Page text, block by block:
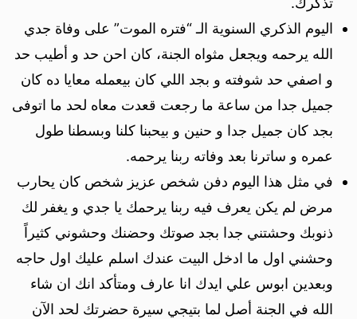
اليوم الذكري السنوية الـ “فتره الموت” على وفاة جدي
الله يرحمه ويجعل مثواه الجنة، كان احن حد و أطيب حد
و اصفي حد شوفته و بجد اللي كان بيعمله معايا ده كان
جميل جدا من ساعة ما رجعت قعدت معاه لحد ما اتوفى
بجد كان جميل جدا و حنين و بيحبنا كلنا وبسطنا طول
عمره و ساترنا بعد وفاته ربنا يرحمه.
في مثل هذا اليوم دفن شخص عزيز شخص كان يحارب
مرض لم يكن يعرف فيه ربنا يرحمك يا جدي و يغفر لك
ذنوبك وحشتني جدا بجد صوتك وحضنك وحشوني كثيراً
وحشني اول ما ادخل البيت عندك اسلم عليك اول حاجه
وبعدين ابوس علي ايدك انا عارف ومتأكد انك ان شاء
الله في الجنة أصل لما بتيجي سيرة حضرتك لحد الآن